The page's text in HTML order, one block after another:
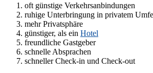
oft günstige Verkehrsanbindungen
ruhige Unterbringung in privatem
mehr Privatsphäre
günstiger, als ein Hotel
freundliche Gastgeber
schnelle Absprachen
schneller Check-in und Check-out